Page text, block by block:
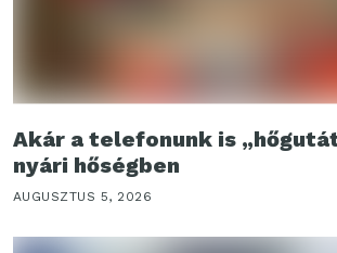
Akár a telefonunk is
nyári hőségben
AUGUSZTUS 5, 2026